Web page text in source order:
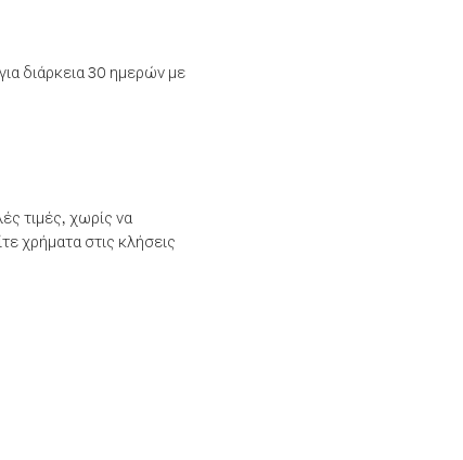
διάρκεια 30 ημερών με
τιμές, χωρίς να
χρήματα στις κλήσεις